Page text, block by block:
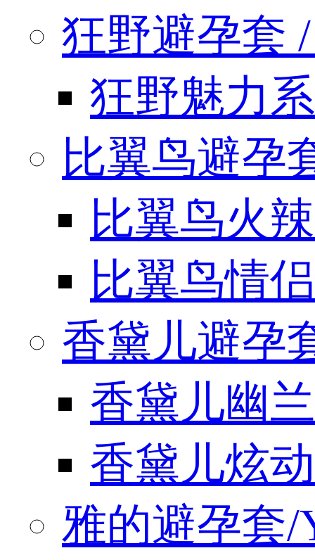
狂野避孕套 /
狂野魅力
比翼鸟避孕
比翼鸟火
比翼鸟情
香黛儿避孕
香黛儿幽
香黛儿炫
雅的避孕套/